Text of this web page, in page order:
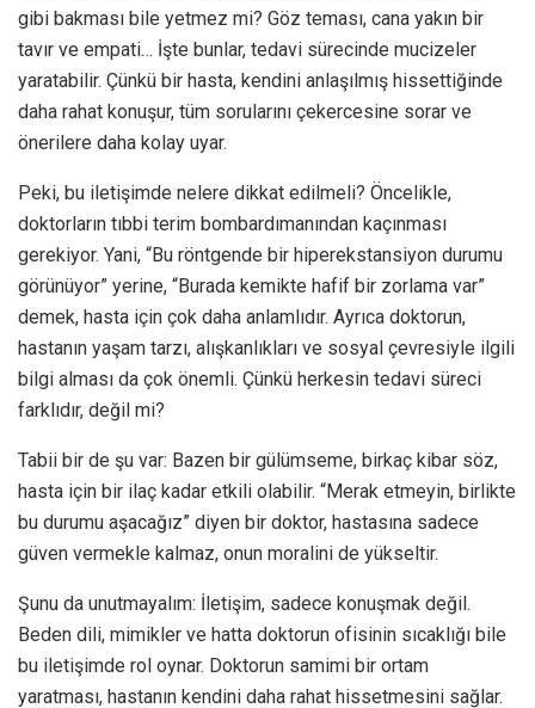
gibi bakması bile yetmez mi? Göz teması, cana yakın bir
tavır ve empati… İşte bunlar, tedavi sürecinde mucizeler
yaratabilir. Çünkü bir hasta, kendini anlaşılmış hissettiğinde
daha rahat konuşur, tüm sorularını çekercesine sorar ve
önerilere daha kolay uyar.
Peki, bu iletişimde nelere dikkat edilmeli? Öncelikle,
doktorların tıbbi terim bombardımanından kaçınması
gerekiyor. Yani, “Bu röntgende bir hiperekstansiyon durumu
görünüyor” yerine, “Burada kemikte hafif bir zorlama var”
demek, hasta için çok daha anlamlıdır. Ayrıca doktorun,
hastanın yaşam tarzı, alışkanlıkları ve sosyal çevresiyle ilgili
bilgi alması da çok önemli. Çünkü herkesin tedavi süreci
farklıdır, değil mi?
Tabii bir de şu var: Bazen bir gülümseme, birkaç kibar söz,
hasta için bir ilaç kadar etkili olabilir. “Merak etmeyin, birlikte
bu durumu aşacağız” diyen bir doktor, hastasına sadece
güven vermekle kalmaz, onun moralini de yükseltir.
Şunu da unutmayalım: İletişim, sadece konuşmak değil.
Beden dili, mimikler ve hatta doktorun ofisinin sıcaklığı bile
bu iletişimde rol oynar. Doktorun samimi bir ortam
yaratması, hastanın kendini daha rahat hissetmesini sağlar.